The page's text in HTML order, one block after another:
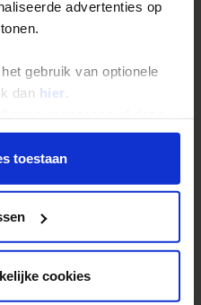
advertenties op
gebruik van optionele
dan hier .
moment voor de
toestaan
cookies